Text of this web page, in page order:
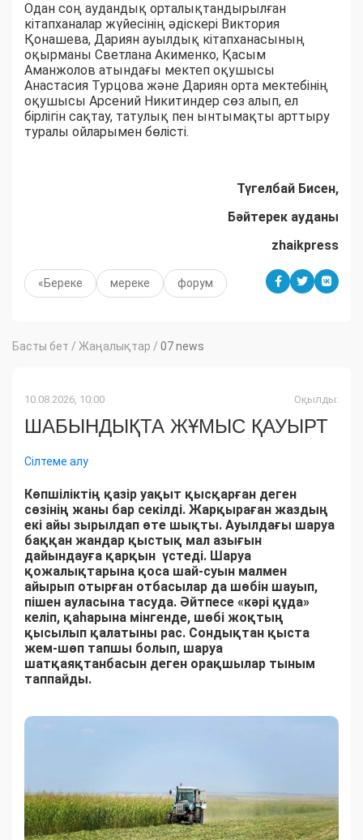
Одан соң аудандық орталықтандырылған
кітапханалар жүйесінің әдіскері Виктория
Қонашева, Дариян ауылдық кітапханасының
оқырманы Светлана Акименко, Қасым
Аманжолов атындағы мектеп оқушысы
Анастасия Турцова және Дариян орта мектебінің
оқушысы Арсений Никитиндер сөз алып, ел
бірлігін сақтау, татулық пен ынтымақты арттыру
туралы ойларымен бөлісті.
Түгелбай Бисен,
Бәйтерек ауданы
zhaikpress
«Береке мереке форум
Басты бет / Жаңалықтар / 07 news
10.08.2026, 10:00 Оқылды:
ШАБЫНДЫҚТА ЖҰМЫС ҚАУЫРТ
Сілтеме алу
Көпшіліктің қазір уақыт қысқарған деген
сөзінің жаны бар секілді. Жарқыраған жаздың
екі айы зырылдап өте шықты. Ауылдағы шаруа
баққан жандар қыстық мал азығын
дайындауға қарқын үстеді. Шаруа
қожалықтарына қоса шай-суын малмен
айырып отырған отбасылар да шөбін шауып,
пішен ауласына тасуда. Әйтпесе «кәрі құда»
келіп, қаһарына мінгенде, шөбі жоқтың
қысылып қалатыны рас. Сондықтан қыста
жем-шөп тапшы болып, шаруа
шатқаяқтанбасын деген орақшылар тыным
таппайды.